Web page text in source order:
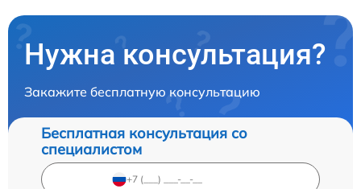
Нужна консультация?
Закажите бесплатную консультацию
Бесплатная консультация со
специалистом